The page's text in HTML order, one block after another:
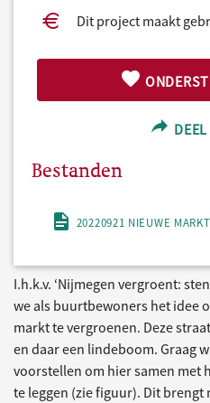
Dit project maakt
Bestanden
20220921 NIEUWE
I.h.k.v. ‘Nijmegen vergroent:
we als buurtbewoners het idee
markt te vergroenen. Deze
en daar een lindeboom. Graag
voorstellen om hier samen met
te leggen (zie figuur). Dit